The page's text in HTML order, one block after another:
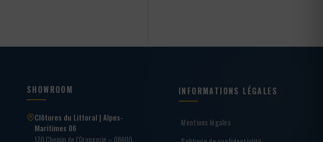
SHOWROOM
Clôtures du Littoral | Alpes-
Maritimes 06
170 Chemin de l’Orangerie – 06600
INFORMATIONS LÉGALES
Mentions légales